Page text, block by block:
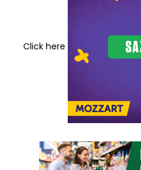
Click here